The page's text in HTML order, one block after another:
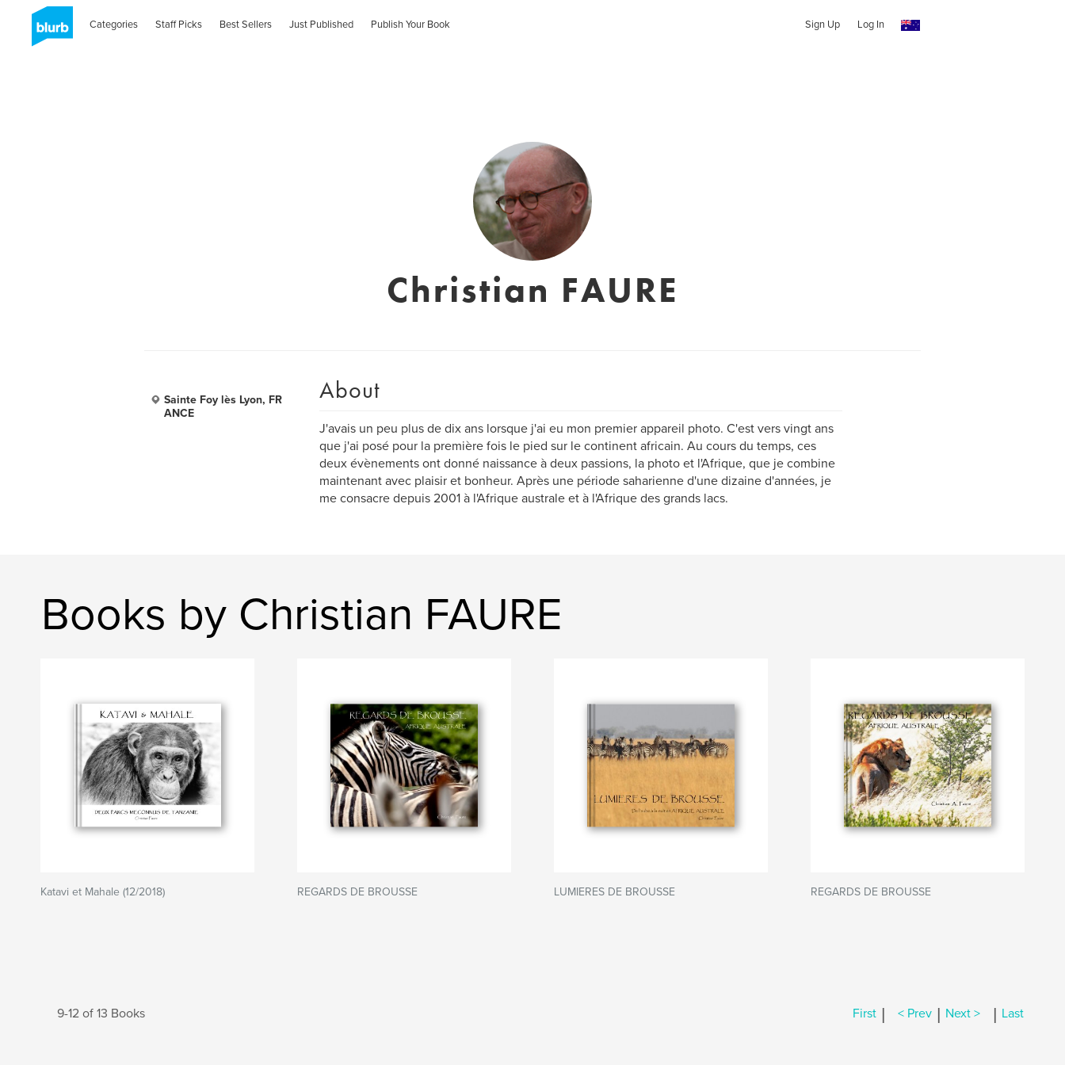
Categories Staff Picks Best Sellers Just Published Publish Your Book Sign Up Log In
Christian FAURE
Sainte Foy lès Lyon, FR
ANCE
About
J'avais un peu plus de dix ans lorsque j'ai eu mon premier appareil photo. C'est vers vingt ans
que j'ai posé pour la première fois le pied sur le continent africain. Au cours du temps, ces
deux évènements ont donné naissance à deux passions, la photo et l'Afrique, que je combine
maintenant avec plaisir et bonheur. Après une période saharienne d'une dizaine d'années, je
me consacre depuis 2001 à l'Afrique australe et à l'Afrique des grands lacs.
Books by Christian FAURE
Katavi et Mahale (12/2018) REGARDS DE BROUSSE LUMIERES DE BROUSSE REGARDS DE BROUSSE
9-12 of 13 Books First | < Prev | Next > | Last